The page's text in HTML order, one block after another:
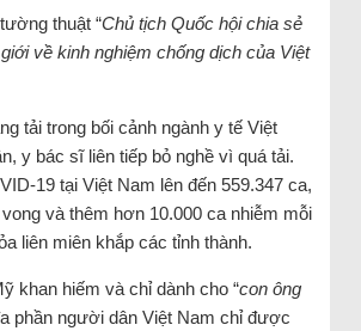
thuật “Chủ tịch Quốc hội chia sẻ
về kinh nghiệm chống dịch của Việt
tải trong bối cảnh ngành y tế Việt
y bác sĩ liên tiếp bỏ nghề vì quá tải.
19 tại Việt Nam lên đến 559.347 ca,
và thêm hơn 10.000 ca nhiễm mỗi
liên miên khắp các tỉnh thành.
khan hiếm và chỉ dành cho “con ông
phần người dân Việt Nam chỉ được